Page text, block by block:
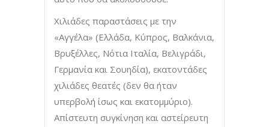
Χιλιάδες παραστάσεις με την
«Αγγέλα» (Ελλάδα, Κύπρος, Βαλκάνια,
Βρυξέλλες, Νότια Ιταλία, Βελιγράδι,
Γερμανία και Σουηδία), εκατοντάδες
χιλιάδες θεατές (δεν θα ήταν
υπερβολή ίσως και εκατομμύριο).
Απίστευτη συγκίνηση και αστείρευτη